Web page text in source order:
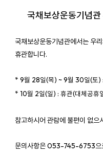
국채보상운동기념관
국채보상운동기념관에서는 우
휴관합니다.
* 9월 28일(목) ~ 9월 30일(토)
* 10월 2일(일) : 휴관(대체공휴
참고하시어 관람에 불편이 없으
문의사항은 053-745-6753으